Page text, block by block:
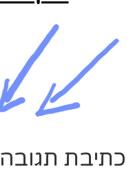
כתיבת תגובה